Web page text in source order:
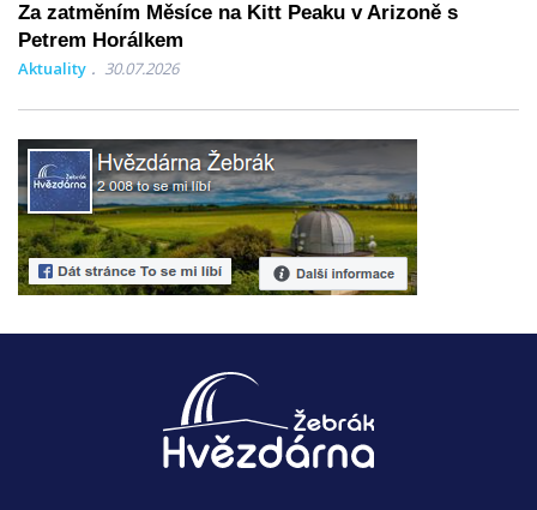
Za zatměním Měsíce na Kitt Peaku v Arizoně s
Petrem Horálkem
Aktuality 30.07.2026